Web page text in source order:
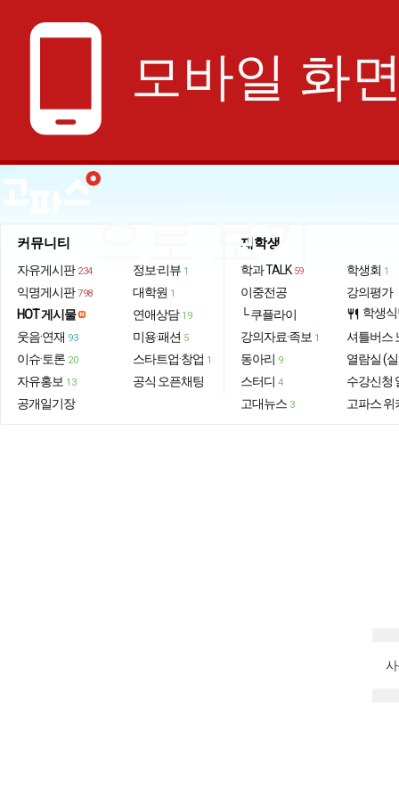
phone_android 모바일 화
으로 보기
커뮤니티
자유게시판 234
익명게시판 798
HOT 게시물
웃음·연재 93
이슈·토론 20
자유홍보 13
공개일기장
정보·리뷰 1
대학원 1
연애상담 19
미용·패션 5
스타트업·창업 1
공식 오픈채팅
재학생
학과 TALK 59
이중전공
└ 쿠플라이
강의자료·족보 1
동아리 9
스터디 4
고대뉴스 3
학생회 1
강의평가
restaurant 학생
셔틀버스
열람실 (
수강신청
고파스 위